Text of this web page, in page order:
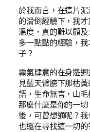
於我而言，在這片
的滑倒經驗下，我
溫度，真的難以顧
多一點點的經驗，
子？
霧氣肆意的在身邊
見藍天臂膀下那枯
語，生命無言，山
那麼什麼是你的一
後，可曾想通呢？
也還在尋找這一切的